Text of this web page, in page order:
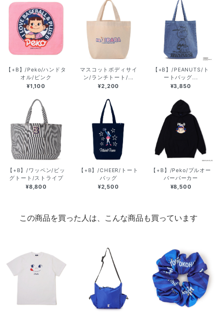
【+B】/Peko/ハンドタ
オル/ピンク
¥1,100
マスコットボディサイ
ン/ランチトート/...
¥2,200
【+B】/PEANUTS/ト
ートバッグ...
¥3,850
【+B】/ワッペン/ビッ
グトート/ストライプ
¥8,800
【+B】/CHEER/トート
バッグ
¥2,500
【+B】/Peko/プルオー
バーパーカー
¥8,500
この商品を買った人は、こんな商品も買っています